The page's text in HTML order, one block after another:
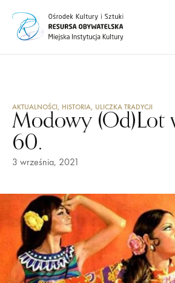
AKTUALNOŚCI, HISTORIA, ULICZKA TRADYCJI
Modowy (Od)Lot
60.
3 września, 2021